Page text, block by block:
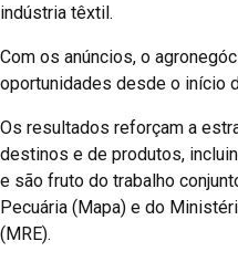
indústria têxtil.
Com os anúncios, o
oportunidades desde o início
Os resultados reforçam a
destinos e de produtos,
e são fruto do trabalho
Pecuária (Mapa) e do
(MRE).